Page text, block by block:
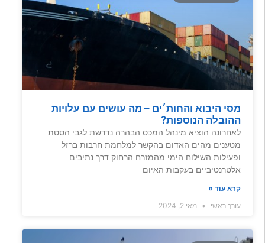
מסי היבוא והחות׳ים – מה עושים עם עלויות
ההובלה הנוספות?
לאחרונה הוציא מינהל המכס הבהרה נדרשת לגבי הסטת
מטענים מהים האדום בהקשר למלחמת חרבות ברזל
ופעילות השילוח הימי מהמזרח הרחוק דרך נתיבים
אלטרנטיביים בעקבות האיום
קרא עוד »
עורך ראשי
מאי 2, 2024